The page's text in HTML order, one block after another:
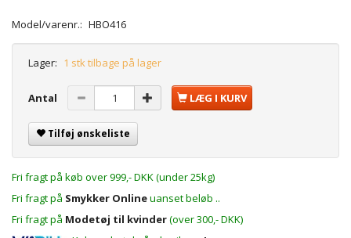
Model/varenr.: HBO416
Lager: 1 stk tilbage på lager
Antal LÆG I KURV
Tilføj ønskeliste
Fri fragt på køb over 999,- DKK (under 25kg)
Fri fragt på Smykker Onlineuanset beløb ..
Fri fragt på Modetøj til kvinder(over 300,- DKK)